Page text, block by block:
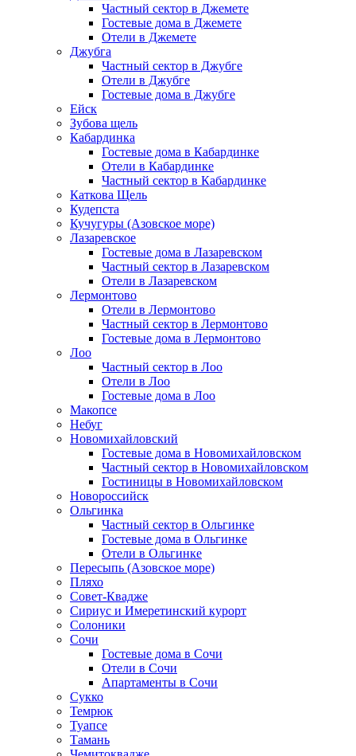
Частный сектор в Джемете
Гостевые дома в Джемете
Отели в Джемете
Джубга
Частный сектор в Джубге
Отели в Джубге
Гостевые дома в Джубге
Ейск
Зубова щель
Кабардинка
Гостевые дома в Кабардинке
Отели в Кабардинке
Частный сектор в Кабардинке
Каткова Щель
Кудепста
Кучугуры (Азовское море)
Лазаревское
Гостевые дома в Лазаревском
Частный сектор в Лазаревском
Отели в Лазаревском
Лермонтово
Отели в Лермонтово
Частный сектор в Лермонтово
Гостевые дома в Лермонтово
Лоо
Частный сектор в Лоо
Отели в Лоо
Гостевые дома в Лоо
Макопсе
Небуг
Новомихайловский
Гостевые дома в Новомихайловском
Частный сектор в Новомихайловском
Гостиницы в Новомихайловском
Новороссийск
Ольгинка
Частный сектор в Ольгинке
Гостевые дома в Ольгинке
Отели в Ольгинке
Пересыпь (Азовское море)
Пляхо
Совет-Квадже
Сириус и Имеретинский курорт
Солоники
Сочи
Гостевые дома в Сочи
Отели в Сочи
Апартаменты в Сочи
Сукко
Темрюк
Туапсе
Тамань